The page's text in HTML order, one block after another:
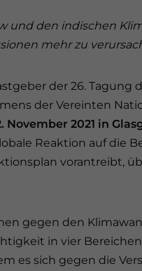
und den indischen
mehr zu
der 26. Tagung
der Vereinten
November 2021 in
Reaktion auf die
vorantreibt,
gegen den
in vier
es sich gegen die